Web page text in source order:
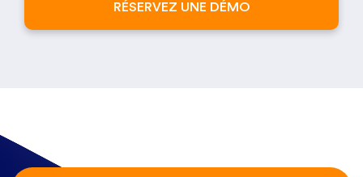
RÉSERVEZ UNE DÉMO